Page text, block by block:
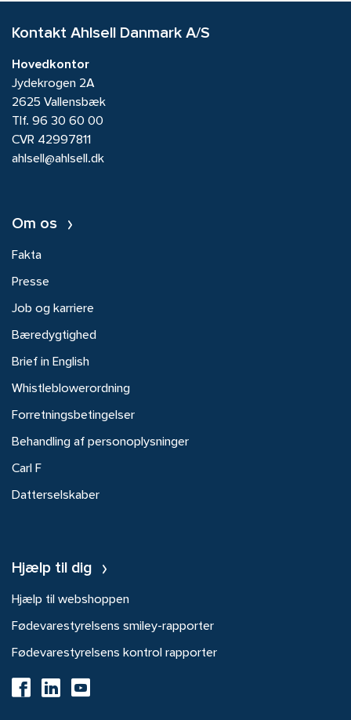
Kontakt Ahlsell Danmark A/S
Hovedkontor
Jydekrogen 2A
2625 Vallensbæk
Tlf. 96 30 60 00
CVR 42997811
ahlsell@ahlsell.dk
Om os
Fakta
Presse
Job og karriere
Bæredygtighed
Brief in English
Whistleblowerordning
Forretningsbetingelser
Behandling af personoplysninger
Carl F
Datterselskaber
Hjælp til dig
Hjælp til webshoppen
Fødevarestyrelsens smiley-rapporter
Fødevarestyrelsens kontrol rapporter